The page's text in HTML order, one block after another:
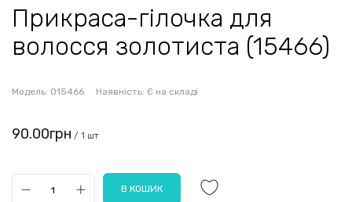
Прикраса-гілочка для
волосся золотиста (15466)
Модель: 015466 Наявність: Є на складі
90.00грн / 1 шт